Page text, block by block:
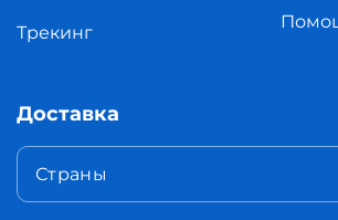
Трекинг
Доставка
Страны